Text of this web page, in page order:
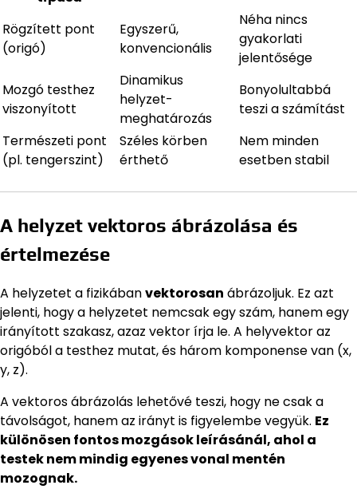
Rögzített pont
(origó)
Egyszerű,
konvencionális
Néha nincs
gyakorlati
jelentősége
Mozgó testhez
viszonyított
Dinamikus
helyzet-
meghatározás
Bonyolultabbá
teszi a számítást
Természeti pont
(pl. tengerszint)
Széles körben
érthető
Nem minden
esetben stabil
A helyzet vektoros ábrázolása és
értelmezése
A helyzetet a fizikábanvektorosan ábrázoljuk. Ez azt
jelenti, hogy a helyzetet nemcsak egy szám, hanem egy
irányított szakasz, azaz vektor írja le. A helyvektor az
origóból a testhez mutat, és három komponense van (x,
y, z).
A vektoros ábrázolás lehetővé teszi, hogy ne csak a
távolságot, hanem az irányt is figyelembe vegyük. Ez
különösen fontos mozgások leírásánál, ahol a
testek nem mindig egyenes vonal mentén
mozognak.